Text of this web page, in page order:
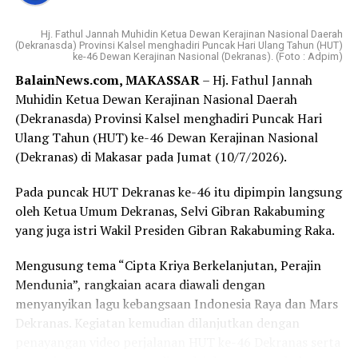
pembangunan berjalan akuntabel dan tepat sasaran. Ini
terintegrasi dengan program Jamintel Kejaksaan Agung
RI Bersama APEDNAS dan SMSI menjadi bagian dalam
program itu melalui pembentukan Pokja Newsroom,”
tegasnya.
Sementara itu, Ketua SMSI Provinsi Lampung Donny
Irawan berharap kepengurusan Pokja Newsroom Jaga
Desa yang baru dikukuhkan mampu menjalankan tugas
sebagai jembatan informasi sekaligus mitra pemerintah
dan Kejaksaan dalam mengawal pembangunan desa.
“Kami berharap Pokja Newsroom Jaga Desa Provinsi
Lampung mampu menjadi wadah kolaborasi antara
media, Kejaksaan, pemerintah daerah, dan pemerintah
desa. Kehadiran pokja ini bukan untuk mencari
berhasil diretas, dengan membuka 90 akun kripto dan
membuka 45 rekening bank yang diperintahkan oleh
Alcaz dan Tesevetanov.
Dalam melancarkan aksinya, komplotan peretas ini
sengaja bekerja pada hari libur. Mereka memanfaatkan
momen libur untuk menjebol sistem keamanan bank,
dan menguras habis rekening nasabah.
bank milik pemerintah daerah. Bahkan, setelah berhasil
menjebol Bank Jambi, komplotan ini juga sudah
menargetkan bank lainnya.
“Kalau tidak kita tangkap, mereka sudah menargetkan
bank lain, dan tinggal beraksi saja. Semua sudah mereka
siapkan, termasuk rekening bank, serta akun kriptonya,”
ujar Taufik.
Hj. Fathul Jannah Muhidin Ketua Dewan Kerajinan Nasional Daerah
(Dekranasda) Provinsi Kalsel menghadiri Puncak Hari Ulang Tahun (HUT)
ke-46 Dewan Kerajinan Nasional (Dekranas). (Foto : Adpim)
BalainNews.com, MAKASSAR– Hj. Fathul Jannah
Muhidin Ketua Dewan Kerajinan Nasional Daerah
(Dekranasda) Provinsi Kalsel menghadiri Puncak Hari
Ulang Tahun (HUT) ke-46 Dewan Kerajinan Nasional
(Dekranas) di Makasar pada Jumat (10/7/2026).
Pada puncak HUT Dekranas ke-46 itu dipimpin langsung
oleh Ketua Umum Dekranas, Selvi Gibran Rakabuming
yang juga istri Wakil Presiden Gibran Rakabuming Raka.
Mengusung tema “Cipta Kriya Berkelanjutan, Perajin
Mendunia”, rangkaian acara diawali dengan
menyanyikan lagu kebangsaan Indonesia Raya dan Mars
Dekranas. Kegiatan kemudian dilanjutkan dengan